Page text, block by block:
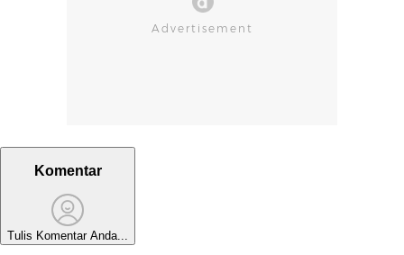
Komentar
Tulis Komentar Anda...